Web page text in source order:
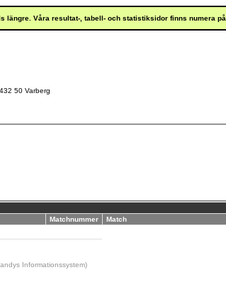
längre. Våra resultat-, tabell- och statistiksidor finns numera på
432 50 Varberg
Matchnummer Match
Informationssystem)